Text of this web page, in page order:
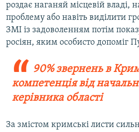
роздає наганяй місцевій владі,
проблему або навіть виділити
ЗМІ із задоволенням потім
росіян, яким особисто допоміг
90% звернень в
компетенція від
керівника області
За змістом кримські листи